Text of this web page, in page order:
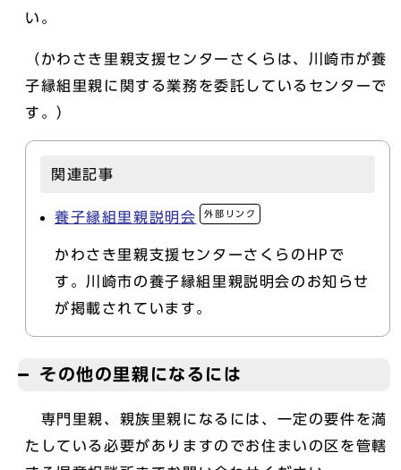
い。
（かわさき里親支援センターさくらは、川崎市が養
子縁組里親に関する業務を委託しているセンターで
す。）
関連記事
養子縁組里親説明会 外部リンク
かわさき里親支援センターさくらのHPで
す。川崎市の養子縁組里親説明会のお知らせ
が掲載されています。
その他の里親になるには
専門里親、親族里親になるには、一定の要件を満
たしている必要がありますのでお住まいの区を管轄